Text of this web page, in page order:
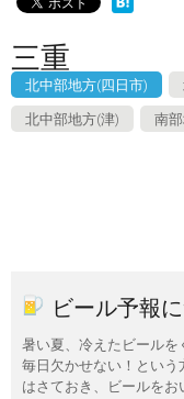
三重
北中部地方(四日市)
北中部地方(津) 南
ビール予報
暑い夏、冷えたビールを
毎日欠かせない！という
はさておき、ビールを